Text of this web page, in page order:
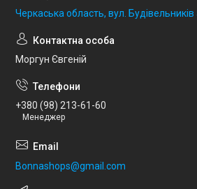
Черкаська область, вул.
Моргун Євгеній
+380 (98) 213-61-60
Менеджер
Bonnashops@gmail.com